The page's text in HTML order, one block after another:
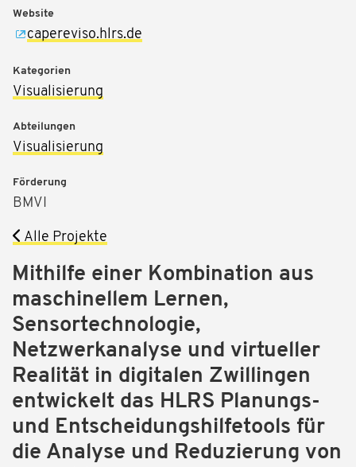
Mithilfe einer Kombination aus
maschinellem Lernen,
Sensortechnologie,
Netzwerkanalyse und virtueller
Realität in digitalen Zwillingen
entwickelt das HLRS Planungs-
und Entscheidungshilfetools für
die Analyse und Reduzierung von
Website
capereviso.hlrs.de
Kategorien
Visualisierung
Abteilungen
Visualisierung
Förderung
BMVI
Alle Projekte